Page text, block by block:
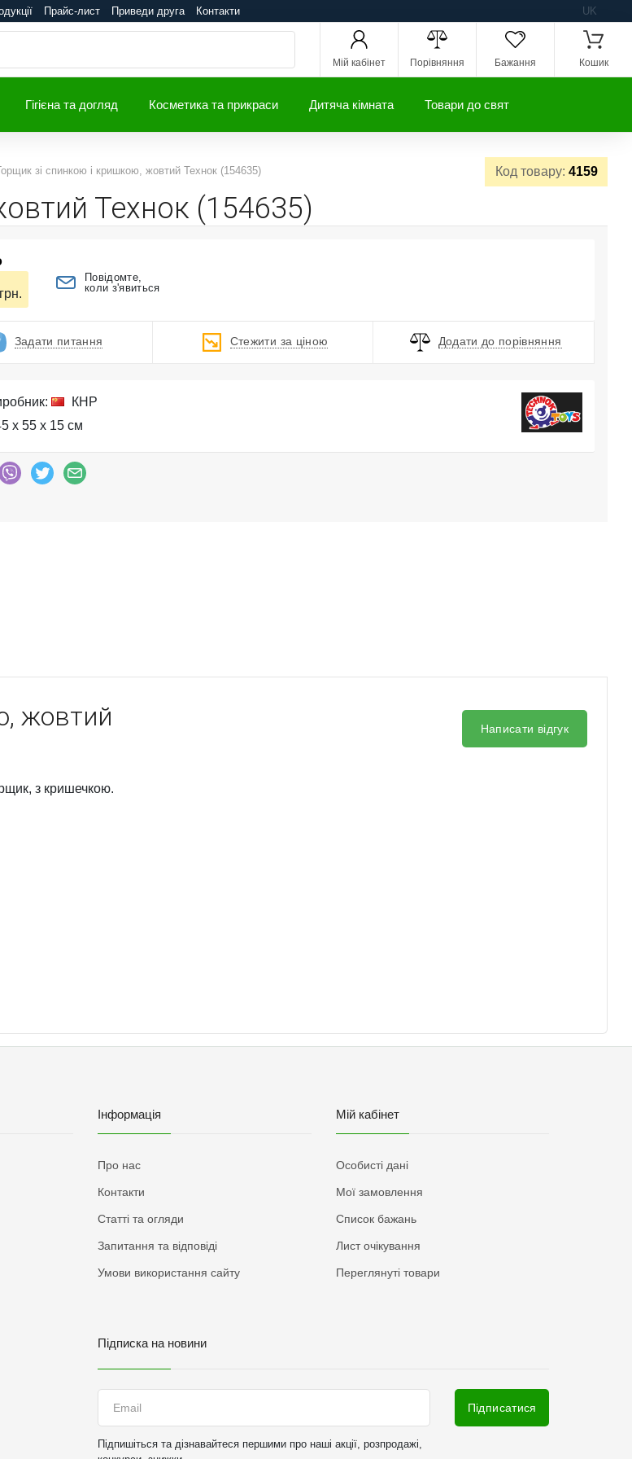
Прайс-лист Приведи друга Контакти UK
Мій кабінет Порівняння Бажання Кошик
Гігієна та догляд Косметика та прикраси Дитяча кімната Товари до свят
Код товару: 4159
зі спинкою і кришкою, жовтий Технок (154635)
Технок (154635)
грн.
Повідомте,
коли з'явиться
Задати питання Стежити за ціною Додати до порівняння
КНР
x 55 x 15 см
жовтий
з кришечкою.
Написати відгук
Інформація
Про нас
Контакти
Статті та огляди
Запитання та відповіді
Умови використання сайту
Мій кабінет
Особисті дані
Мої замовлення
Список бажань
Лист очікування
Переглянуті товари
Підписка на новини
Підпишіться та дізнавайтеся першими про наші акції, розпродажі,
Підписатися